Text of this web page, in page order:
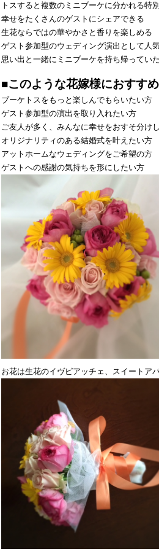
トスすると複数のミニブーケに分かれる特
幸せをたくさんのゲストにシェアできる
生花ならではの華やかさと香りを楽しめる
ゲスト参加型のウェディング演出として人
思い出と一緒にミニブーケを持ち帰ってい
■このような花嫁様におすすめ
ブーケトスをもっと楽しんでもらいたい方
ゲスト参加型の演出を取り入れたい方
ご友人が多く、みんなに幸せをおすそ分け
オリジナリティのある結婚式を叶えたい方
アットホームなウェディングをご希望の方
ゲストへの感謝の気持ちを形にしたい方
お花は生花のイヴピアッチェ、スイートア